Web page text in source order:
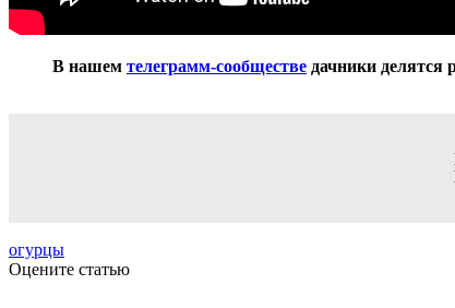
В нашем телеграмм-сообществе дачники делятся
огурцы
Оцените статью